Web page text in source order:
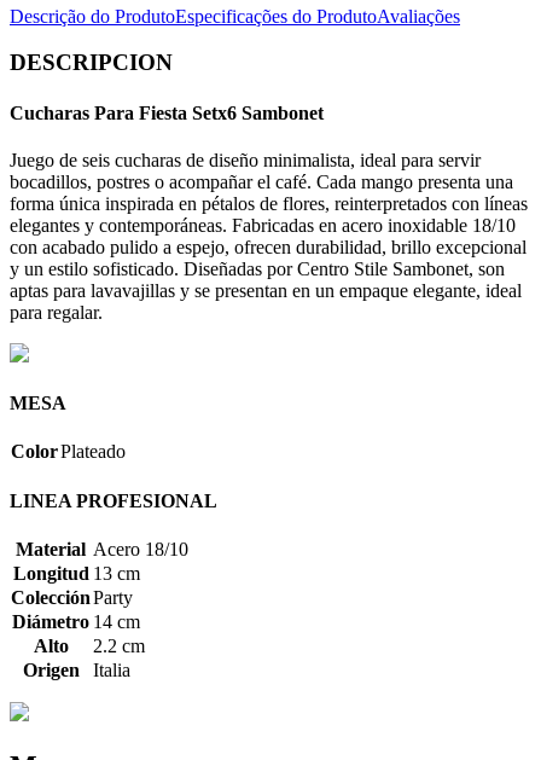
Descrição do ProdutoEspecificações do ProdutoAvaliações
DESCRIPCION
Cucharas Para Fiesta Setx6 Sambonet
Juego de seis cucharas de diseño minimalista, ideal para servir
bocadillos, postres o acompañar el café. Cada mango presenta una
forma única inspirada en pétalos de flores, reinterpretados con líneas
elegantes y contemporáneas. Fabricadas en acero inoxidable 18/10
con acabado pulido a espejo, ofrecen durabilidad, brillo excepcional
y un estilo sofisticado. Diseñadas por Centro Stile Sambonet, son
aptas para lavavajillas y se presentan en un empaque elegante, ideal
para regalar.
MESA
ColorPlateado
LINEA PROFESIONAL
Material Acero 18/10
Longitud 13 cm
ColecciónParty
Diámetro 14 cm
Alto
2.2 cm
Origen
Italia